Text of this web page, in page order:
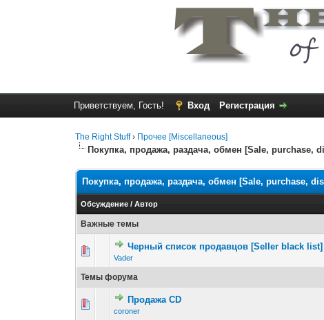
Приветствуем, Гость! Вход Регистрация
The Right Stuff› Прочее [Miscellaneous]
Покупка, продажа, раздача, обмен [Sale, purchase,
Покупка, продажа, раздача, обмен [Sale, purchase,
Обсуждение /Автор
Важные темы
Черный список продавцов [Seller black list]
Vader
Темы форума
Продажа CD
coroner